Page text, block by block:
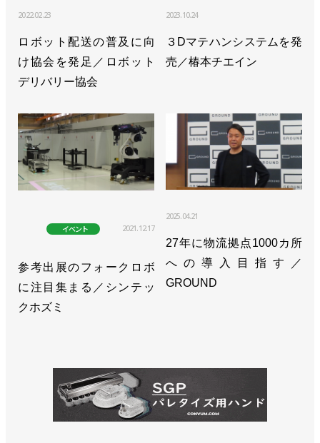
2022.02.23
ロボット配送の普及に向
け協会を発足／ロボット
デリバリー協会
2023.10.24
３Dマテハンシステムを発
売／椿本チエイン
イベント 2021.12.17
参考出展のフォークロボ
に注目集まる／シンテッ
クホズミ
2025.04.21
27年に物流拠点1000カ所
への導入目指す／
GROUND